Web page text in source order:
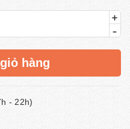
+
-
hàng
- 22h)